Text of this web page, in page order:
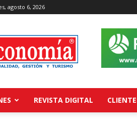
agosto 6, 2026
Revista
Economía
REVISTA DIGITAL